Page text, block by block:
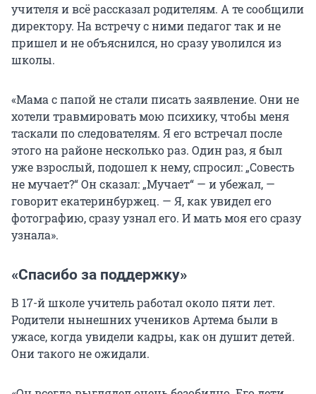
учителя и всё рассказал родителям. А те сообщили
директору. На встречу с ними педагог так и не
пришел и не объяснился, но сразу уволился из
школы.
«Мама с папой не стали писать заявление. Они не
хотели травмировать мою психику, чтобы меня
таскали по следователям. Я его встречал после
этого на районе несколько раз. Один раз, я был
уже взрослый, подошел к нему, спросил: „Совесть
не мучает?“ Он сказал: „Мучает“ — и убежал, —
говорит екатеринбуржец. — Я, как увидел его
фотографию, сразу узнал его. И мать моя его сразу
узнала».
«Спасибо за поддержку»
В 17-й школе учитель работал около пяти лет.
Родители нынешних учеников Артема были в
ужасе, когда увидели кадры, как он душит детей.
Они такого не ожидали.